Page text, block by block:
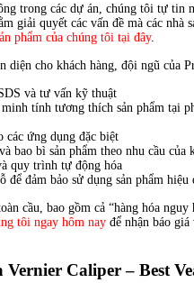
trong các dự án, chúng tôi tự tin
giải quyết các vấn đề mà các nhà
phẩm của chúng tôi tại đây.
cho khách hàng, đội ngũ của
và tư vấn kỹ thuật
tính tương thích sản phẩm tại
ứng dụng đặc biệt
bao bì sản phẩm theo nhu cầu của
quy trình tự động hóa
đảm bảo sử dụng sản phẩm hiệu
cầu, bao gồm cả “hàng hóa nguy
tôi ngay hôm nay để nhận báo
Caliper – Best